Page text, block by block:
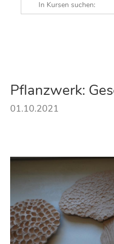
Pflanzwerk:
01.10.2021